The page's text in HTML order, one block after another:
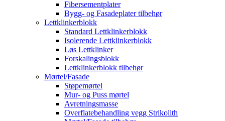
Fibersementplater
Bygg- og Fasadeplater tilbehør
Lettklinkerblokk
Standard Lettklinkerblokk
Isolerende Lettklinkerblokk
Løs Lettklinker
Forskalingsblokk
Lettklinkerblokk tilbehør
Mørtel/Fasade
Støpemørtel
Mur- og Puss mørtel
Avretningsmasse
Overflatebehandling vegg Strikolith